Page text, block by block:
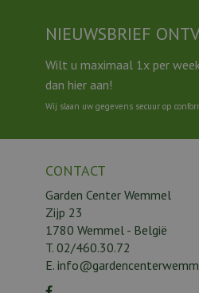
NIEUWSBRIEF
Wilt u maximaal 1x per
dan hier aan!
Wij slaan uw gegevens secuur op
CONTACT
Garden Center Wemmel
Zijp 23
1780 Wemmel - België
T. 02/460.30.72
E.